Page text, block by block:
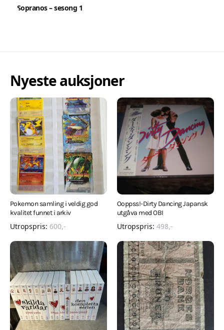
Sopranos – sesong 1
Nyeste auksjoner
Pokemon samling i veldig god
kvalitet funnet i arkiv
Utropspris: 600,-
Ooppss!-Dirty Dancing Japansk
utgåva med OBI
Utropspris: 498,-